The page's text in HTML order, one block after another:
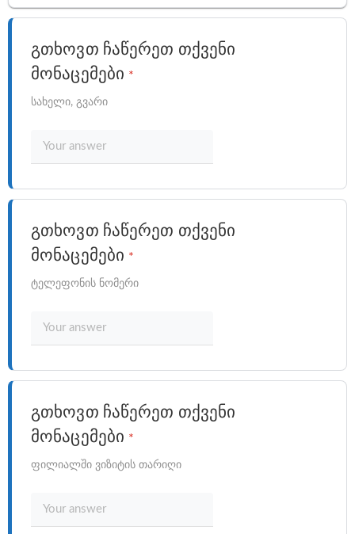
გთხოვთ ჩაწერეთ თქვენი
მონაცემები *
სახელი, გვარი
გთხოვთ ჩაწერეთ თქვენი
მონაცემები *
ტელეფონის ნომერი
გთხოვთ ჩაწერეთ თქვენი
მონაცემები *
ფილიალში ვიზიტის თარიღი